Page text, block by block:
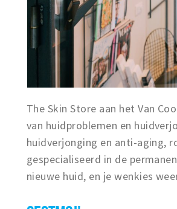
The Skin Store aan het Van
van huidproblemen en
huidverjonging en anti-aging,
gespecialiseerd in de
nieuwe huid, en je wenkies